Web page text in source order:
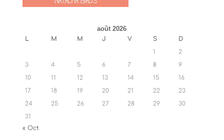
août 2026
L M M J V S
D
1
2
3
4 5 6 7 8
9
10
11 12 13 14 15
16
17
18 19 20 21 22
23
24
25 26 27 28 29
30
31
« Oct